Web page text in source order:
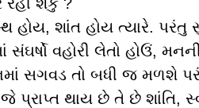
શાંત હોય ત્યારે. પરંતુ
વહોરી લેતો હોઉં,
સગવડ તો બધી જ મળશે
થાય છે તે છે શાંતિ,